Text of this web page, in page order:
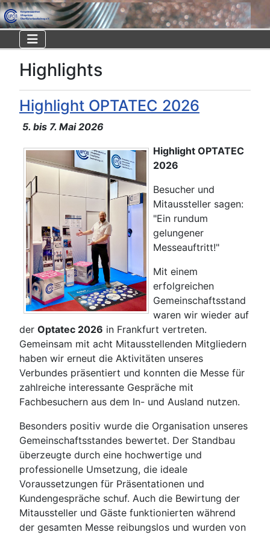
Highlights
Highlight OPTATEC 2026
5. bis 7. Mai 2026
Highlight OPTATEC
2026
Besucher und
Mitaussteller sagen:
"Ein rundum
gelungener
Messeauftritt!"
Mit einem
erfolgreichen
Gemeinschaftsstand
waren wir wieder auf
der Optatec 2026 in Frankfurt vertreten.
Gemeinsam mit acht Mitausstellenden Mitgliedern
haben wir erneut die Aktivitäten unseres
Verbundes präsentiert und konnten die Messe für
zahlreiche interessante Gespräche mit
Fachbesuchern aus dem In- und Ausland nutzen.
Besonders positiv wurde die Organisation unseres
Gemeinschaftsstandes bewertet. Der Standbau
überzeugte durch eine hochwertige und
professionelle Umsetzung, die ideale
Voraussetzungen für Präsentationen und
Kundengespräche schuf. Auch die Bewirtung der
Mitaussteller und Gäste funktionierten während
der gesamten Messe reibungslos und wurden von